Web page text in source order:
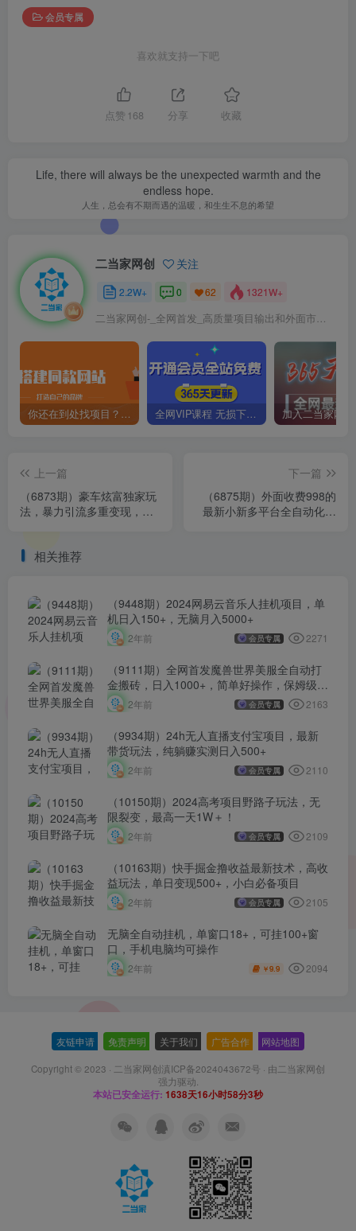
会员专属
喜欢就支持一下吧
点赞 168 分享 收藏
Life, there will always be the unexpected warmth and the
endless hope.
人生，总会有不期而遇的温暖，和生生不息的希望
二当家网创 关注
2.2W+ 0 62 1321W+
你还在到处找项目？还在当韭菜？我靠卖项目一个月收入5万+，曾经我也是个失败者。 全网VIP课程 无损下载~
上一篇
（6873期）豪车炫富独家玩
法，暴力引流多重变现，手
下一篇
（6875期）外面收费998的
最新小新多平台全自动化引
相关推荐
（9448期）2024网易云音乐人挂机项目，单
机日入150+，无脑月入5000+
2年前 会员专属 2271
（9111期）全网首发魔兽世界美服全自动打
金搬砖，日入1000+，简单好操作，保姆级教
学
2年前 会员专属 2163
（9934期）24h无人直播支付宝项目，最新
带货玩法，纯躺赚实测日入500+
2年前 会员专属 2110
（10150期）2024高考项目野路子玩法，无
限裂变，最高一天1W＋！
2年前 会员专属 2109
（10163期）快手掘金撸收益最新技术，高收
益玩法，单日变现500+，小白必备项目
2年前 会员专属 2105
无脑全自动挂机，单窗口18+，可挂100+窗
口，手机电脑均可操作
2年前 ￥9.9 2094
友链申请 免责声明 关于我们 广告合作 网站地图
Copyright © 2023 · 二当家网创滇ICP备2024043672号 · 由二当家网创
强力驱动.
本站已安全运行: 1638天16小时58分4秒